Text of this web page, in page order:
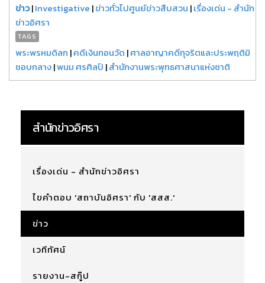
ข่าว|Investigative |ข่าวทั่วไปศูนย์ข่าวสืบสวน |เรื่องเด่น - สำนัก
ข่าวอิศรา
TAGS
พระพรหมดิลก |คดีเงินทอนวัด |ศาลอาญาคดีทุจริตและประพฤติมิ
ชอบกลาง|พนม ศรศิลป์ |สำนักงานพระพุทธศาสนาแห่งชาติ
สำนักข่าวอิศรา
เรื่องเด่น - สำนักข่าวอิศรา
ไขคำตอบ 'สถาบันอิศรา' กับ 'สสส.'
ข่าว
เวทีทัศน์
รายงาน-สกู๊ป